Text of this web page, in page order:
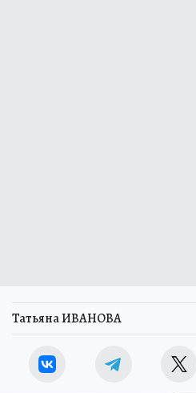
Татьяна ИВАНОВА